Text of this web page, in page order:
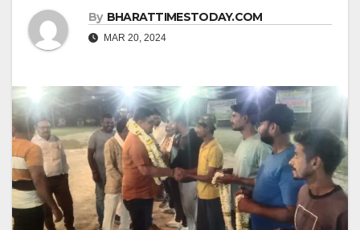
By BHARATTIMESTODAY.COM
MAR 20, 2024